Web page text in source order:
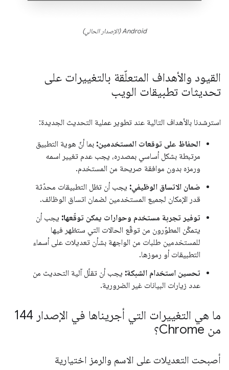
Android (الإصدار الحالي)
القيود والأهداف المتعلّقة بالتغييرات على
تحديثات تطبيقات الويب
استرشدنا بالأهداف التالية عند تطوير عملية التحديث الجديدة:
الحفاظ على توقعات المستخدمين: بما أنّ هوية التطبيق
مرتبطة بشكل أساسي بمصدره، يجب عدم تغيير اسمه
ورمزه بدون موافقة صريحة من المستخدم.
ضمان الاتساق الوظيفي: يجب أن تظل التطبيقات محدّثة
قدر الإمكان لجميع المستخدمين لضمان اتساق الوظائف.
توفير تجربة مستخدم وحوارات يمكن توقّعها: يجب أن
يتمكّن المطوّرون من توقّع الحالات التي ستظهر فيها
للمستخدمين طلبات من الواجهة بشأن تعديلات على أسماء
التطبيقات أو رموزها.
تحسين استخدام الشبكة: يجب أن تقلّل آلية التحديث من
عدد زيارات البيانات غير الضرورية.
ما هي التغييرات التي أجريناها في الإصدار 144
من Chrome؟
أصبحت التعديلات على الاسم والرمز اختيارية